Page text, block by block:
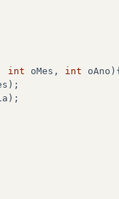
int oMes , int oAno
);
);